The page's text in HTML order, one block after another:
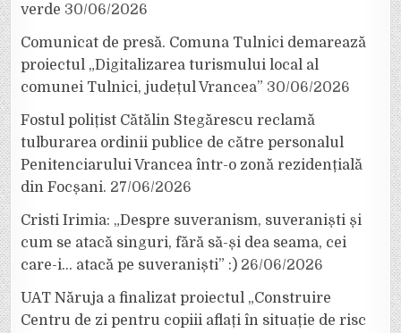
verde 30/06/2026
Comunicat de presă. Comuna Tulnici demarează
proiectul „Digitalizarea turismului local al
comunei Tulnici, județul Vrancea” 30/06/2026
Fostul polițist Cătălin Stegărescu reclamă
tulburarea ordinii publice de către personalul
Penitenciarului Vrancea într-o zonă rezidențială
din Focșani. 27/06/2026
Cristi Irimia: „Despre suveranism, suveraniști și
cum se atacă singuri, fără să-și dea seama, cei
care-i… atacă pe suveraniști” :) 26/06/2026
UAT Năruja a finalizat proiectul „Construire
Centru de zi pentru copiii aflați în situație de risc